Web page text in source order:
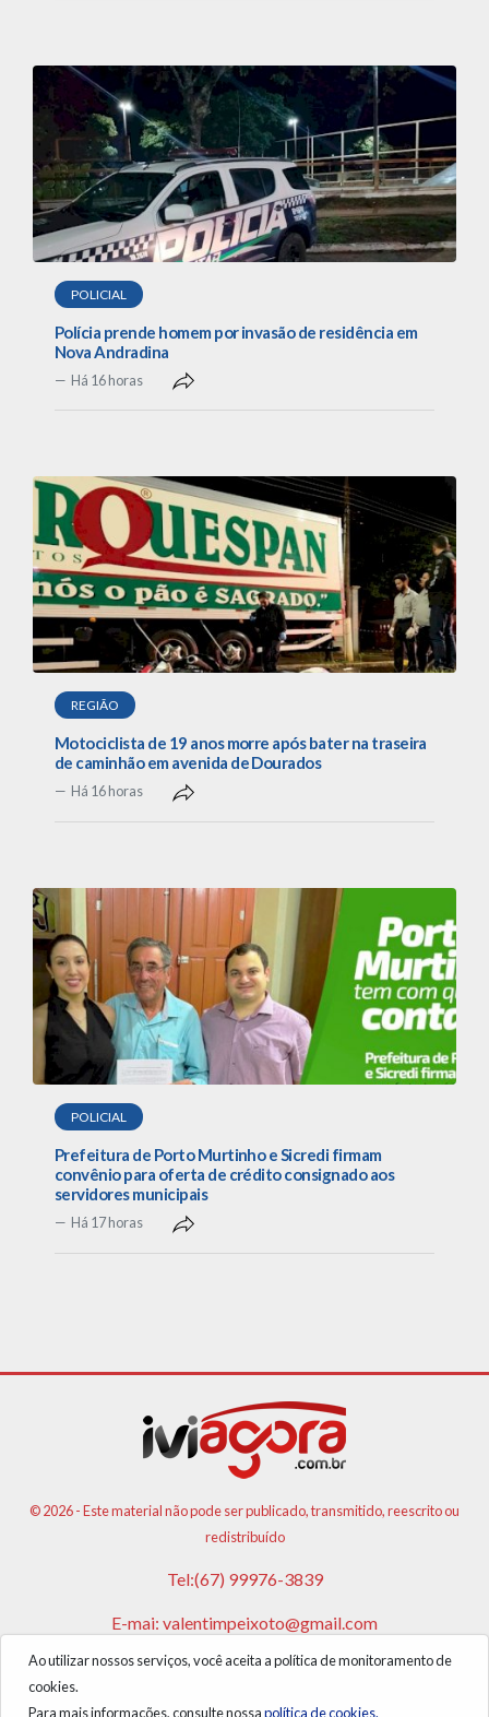
POLICIAL
Polícia prende homem por invasão de residência em
Nova Andradina
Há 16 horas
REGIÃO
Motociclista de 19 anos morre após bater na traseira
de caminhão em avenida de Dourados
Há 16 horas
POLICIAL
Prefeitura de Porto Murtinho e Sicredi firmam
convênio para oferta de crédito consignado aos
servidores municipais
Há 17 horas
Ao utilizar nossos serviços, você aceita a política de monitoramento de
cookies.
Para mais informações, consulte nossapolítica de cookies.
© 2026 - Este material não pode ser publicado, transmitido, reescrito ou
redistribuído
Tel:(67) 99976-3839
E-mai: valentimpeixoto@gmail.com
VPA AGENCIA DE PUBLICIDADES E NOTICIAS LTDA